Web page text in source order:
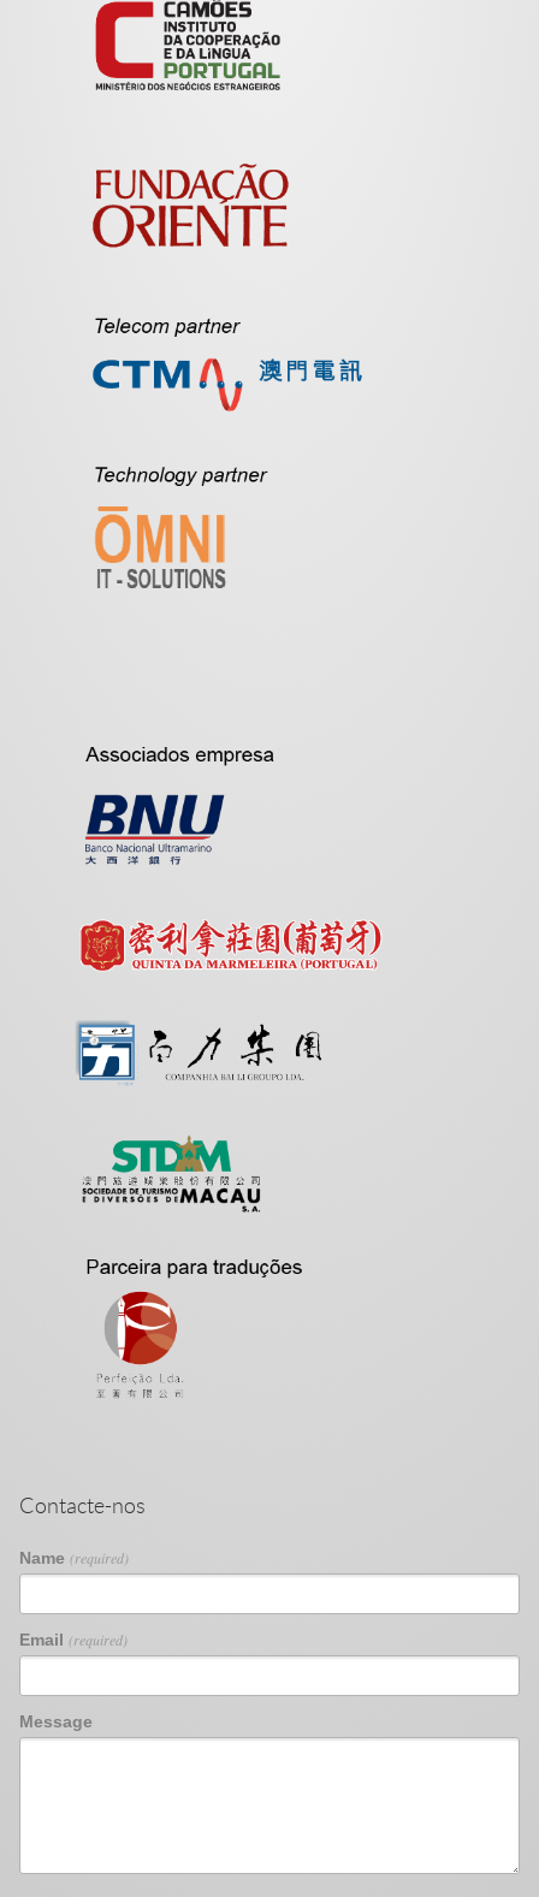
Contacte-nos
Name (required)
Email (required)
Message